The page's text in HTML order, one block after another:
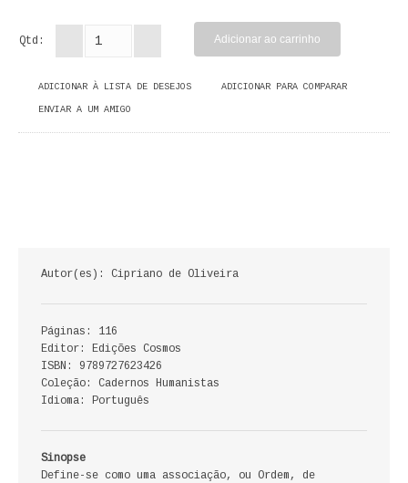
ARTE
DIREITO
ENSINO
ANÁLISE DA ACÇÃO EDUCATIVA
COLEÇÃO PONTO DE INTERROGAÇÃO
COLEÇÃO PONTO E VÍRGULA
HISTÓRIA
HISTÓRIA DE PORTUGAL
Qtd:
ADICIONAR À LISTA DE DESEJOS ADICIONAR PARA COMPARAR
ENVIAR A UM AMIGO
Autor(es): Cipriano de Oliveira
Páginas: 116
Editor: Edições Cosmos
ISBN: 9789727623426
Coleção: Cadernos Humanistas
Idioma: Português
Sinopse
Define-se como uma associação, ou Ordem, de